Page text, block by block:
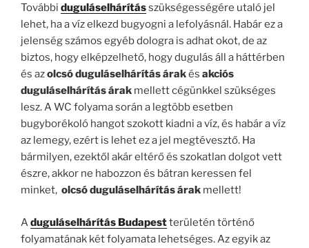
További duguláselhárításszükségességére utaló jel
lehet, ha a víz elkezd bugyogni a lefolyásnál. Habár ez a
jelenség számos egyéb dologra is adhat okot, de az
biztos, hogy elképzelhető, hogy dugulás áll a háttérben
és azolcsó duguláselhárítás árakés akciós
duguláselhárítás árak mellett cégünkkel szükséges
lesz. A WC folyama során a legtöbb esetben
bugyborékoló hangot szokott kiadni a víz, és habár a víz
az lemegy, ezért is lehet ez a jel megtévesztő. Ha
bármilyen, ezektől akár eltérő és szokatlan dolgot vett
észre, akkor ne habozzon és bátran keressen fel
minket, olcsó duguláselhárítás árak mellett!
Aduguláselhárítás Budapestterületén történő
folyamatának két folyamata lehetséges. Az egyik az